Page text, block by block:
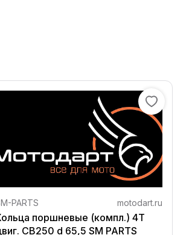
PARTS motodart.ru
поршневые (компл.) 4T
CB250 d 65,5 SM PARTS